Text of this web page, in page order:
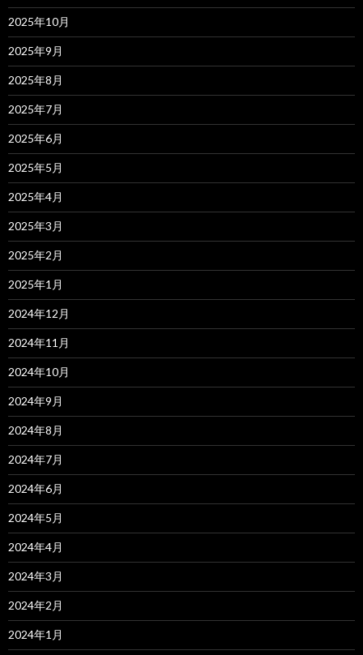
2025年10月
2025年9月
2025年8月
2025年7月
2025年6月
2025年5月
2025年4月
2025年3月
2025年2月
2025年1月
2024年12月
2024年11月
2024年10月
2024年9月
2024年8月
2024年7月
2024年6月
2024年5月
2024年4月
2024年3月
2024年2月
2024年1月